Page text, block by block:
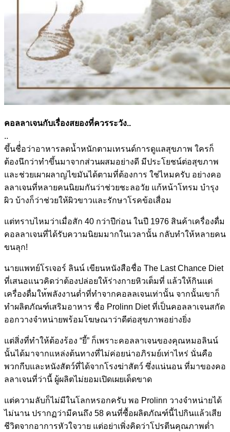
คอลลาเจนกับเรื่องสยองที่ควรระวัง..
..
ขึ้นชื่่อว่าอาหารลดน้ำหนักตามเทรนด์การดูแลสุขภาพ ใครก็
ต้องนึกว่าทำขึ้นมาจากส่วนผสมอย่างดี มีประโยชน์ต่อสุขภาพ
และช่วยเผาผลาญไขมันได้ตามที่ต้องการ ใช่ไหมครับ อย่างคอ
ลลาเจนที่หลายคนนิยมกันว่าช่วยชะลอวัย แก้หน้าโทรม บำรุง
ผิว บ้างก็ว่าช่วยให้ผิวขาวและรักษาโรคข้อเสื่อม
แต่ทราบไหมว่าเมื่อสัก 40 กว่าปีก่อน ในปี 1976 สินค้าเครื่องดื่ม
คอลลาเจนที่ได้รับความนิยมมากในเวลานั้น กลับทำให้หลายคน
ขนลุก!
นายแพทย์โรเจอร์ ลินน์ เขียนหนังสือชื่อ The Last Chance Diet
ที่เสนอแนวคิดว่าต้องปล่อยให้ร่างกายหิวเต็มที่ แล้วให้กินแต่
เครื่องดื่มให้พลังงานต่ำที่ทำจากคอลลเจนเท่านั้น จากนั้นเขาก็
ทำผลิตภัณฑ์เสริมอาหาร ชื่อ Prolinn Diet ที่เป็นคอลลาเจนสกัด
ออกวางจำหน่ายพร้อมโฆษณาว่าดีต่อสุขภาพอย่างยิ่ง
แต่สิ่งที่ทำให้ต้องร้อง “ยี้” ก็เพราะคอลลาเจนของคุณหมอลินน์
นั้นได้มาจากแหล่งต้นทางที่ไม่ค่อยน่าอภิรมย์เท่าไหร่ นั่นคือ
พวกกีบและหนังสัตว์ที่ได้จากโรงฆ่าสัตว์ ซึ่งแน่นอน ที่มาของคอ
ลลาเจนที่ว่านี้ ผู้ผลิตไม่ยอมเปิดเผยเด็ดขาด
แต่ความลับก็ไม่มีในโลกหรอกครับ พอ Prolinn วางจำหน่ายได้
ไม่นาน ปรากฏว่ามีคนถึง 58 คนที่ซื้อผลิตภัณฑ์นี้ไปกินแล้วเสีย
ชีวิตจากอาการหัวใจวาย แต่อย่าเพิ่งคิดว่าโปรตีนคุณภาพต่ำ